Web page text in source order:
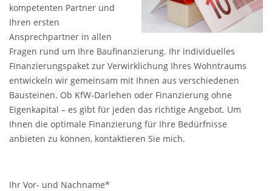
kompetenten Partner und
Ihren ersten
Ansprechpartner in allen
Fragen rund um Ihre Baufinanzierung. Ihr individuelles
Finanzierungspaket zur Verwirklichung Ihres Wohntraums
entwickeln wir gemeinsam mit Ihnen aus verschiedenen
Bausteinen. Ob KfW-Darlehen oder Finanzierung ohne
Eigenkapital – es gibt für jeden das richtige Angebot. Um
Ihnen die optimale Finanzierung für Ihre Bedürfnisse
anbieten zu können, kontaktieren Sie mich.
Ihr Vor- und Nachname*